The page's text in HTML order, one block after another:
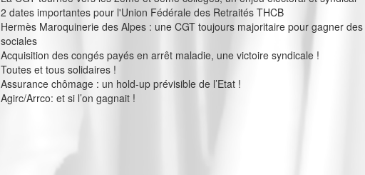
2 dates importantes pour l'Union Fédérale des Retraités THCB
Hermès Maroquinerie des Alpes : une CGT toujours majoritaire pour gagner
sociales
Acquisition des congés payés en arrêt maladie, une victoire syndicale !
Toutes et tous solidaires !
Assurance chômage : un hold-up prévisible de l’Etat !
Agirc/Arrco: et si l’on gagnait !